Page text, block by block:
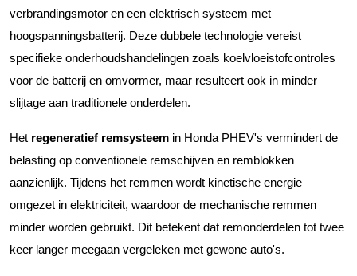
verbrandingsmotor en een elektrisch systeem met
hoogspanningsbatterij. Deze dubbele technologie vereist
specifieke onderhoudshandelingen zoals koelvloeistofcontroles
voor de batterij en omvormer, maar resulteert ook in minder
slijtage aan traditionele onderdelen.
Het regeneratief remsysteem in Honda PHEV's vermindert de
belasting op conventionele remschijven en remblokken
aanzienlijk. Tijdens het remmen wordt kinetische energie
omgezet in elektriciteit, waardoor de mechanische remmen
minder worden gebruikt. Dit betekent dat remonderdelen tot twee
keer langer meegaan vergeleken met gewone auto's.